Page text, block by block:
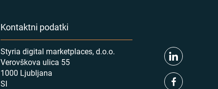
Kontaktni podatki
Styria digital marketplaces, d.o.o.
Verovškova ulica 55
1000 Ljubljana
SI